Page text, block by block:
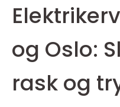
og Oslo:
rask og